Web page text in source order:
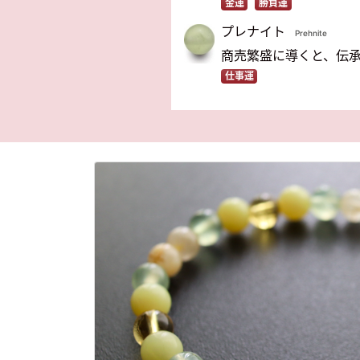
金運 勝負運
プレナイト Prehnite
商売繁盛に導くと、伝
仕事運